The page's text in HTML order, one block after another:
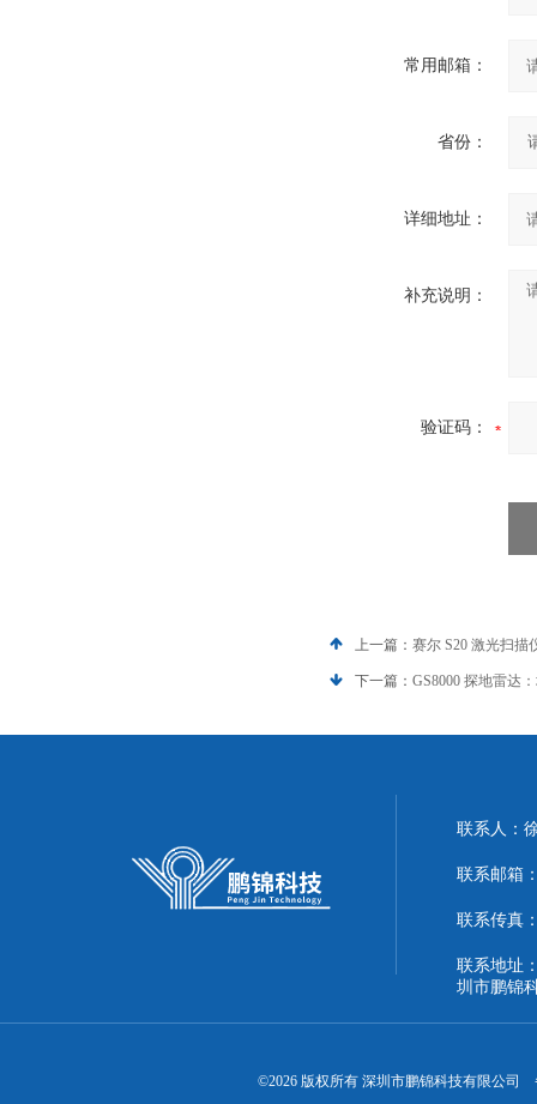
常用邮箱：
省份：
详细地址：
补充说明：
验证码：
上一篇： 赛尔 S20 激光扫描
下一篇： GS8000 探地雷达
联系人：
联系邮箱
联系传真
联系地址
圳市鹏锦
©2026 版权所有 深圳市鹏锦科技有限公司